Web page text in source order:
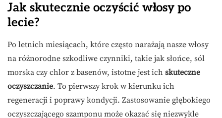
Jak skutecznie oczyścić włosy po
lecie?
Po letnich miesiącach, które często narażają nasze włosy
na różnorodne szkodliwe czynniki, takie jak słońce, sól
morska czy chlor z basenów, istotne jest ich skuteczne
oczyszczanie. To pierwszy krok w kierunku ich
regeneracji i poprawy kondycji. Zastosowanie głębokiego
oczyszczającego szamponu może okazać się niezwykle